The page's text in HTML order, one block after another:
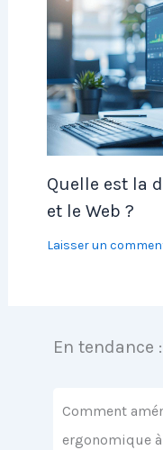
Quelle est la
et le Web ?
Laisser un
En tendance :
Comment
ergonomique